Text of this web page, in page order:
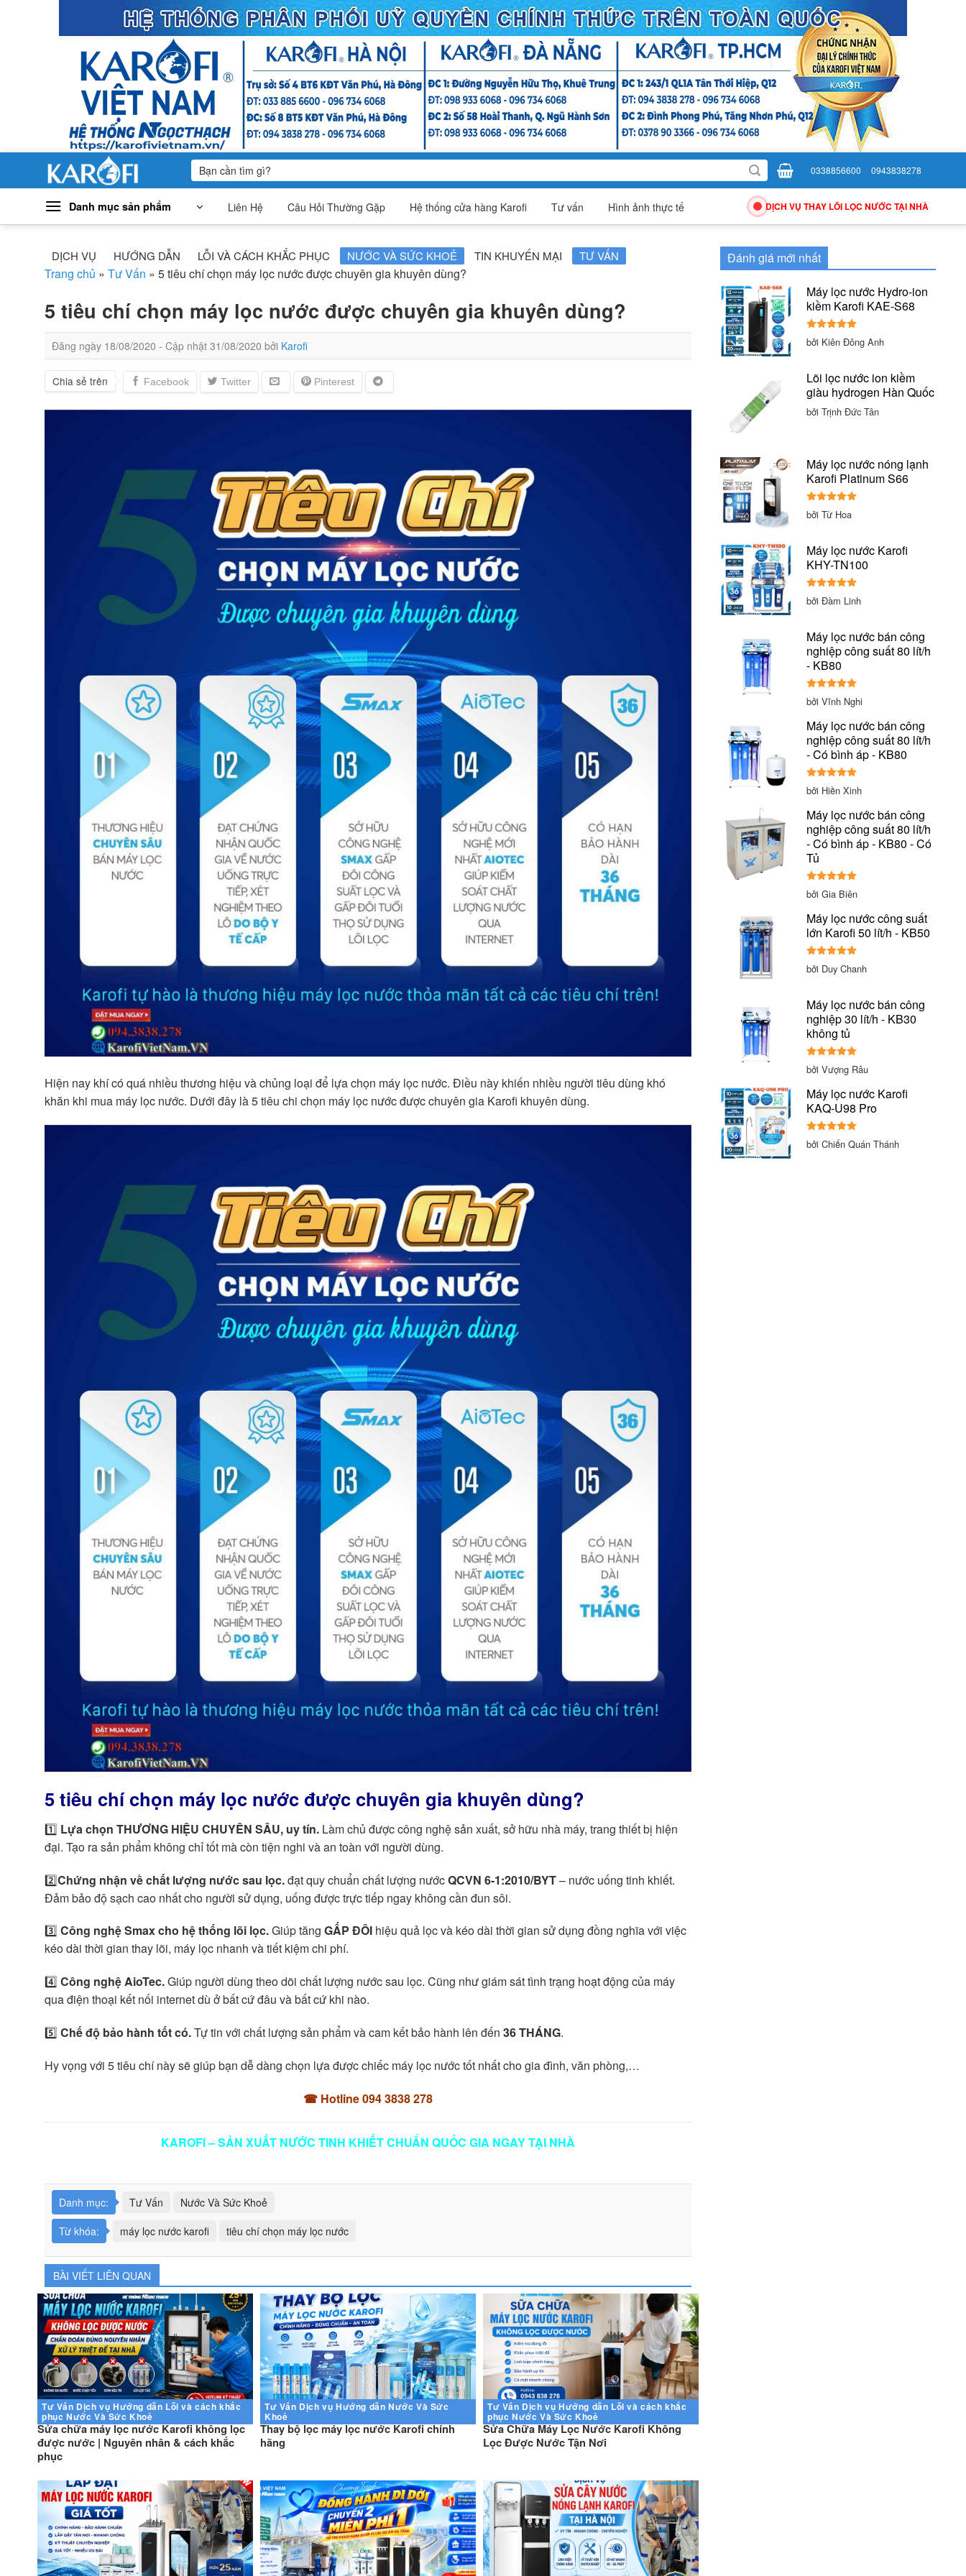
Tìm
kiếm:
0338856600 0943838278
Danh mục sản phẩm Liên Hệ Câu Hỏi Thường Gặp Hệ thống cửa hàng Karofi Tư vấn Hình ảnh thực tế DỊCH VỤ THAY LÕI LỌC NƯỚC TẠI NHÀ
DỊCH VỤ HƯỚNG DẪN LỖI VÀ CÁCH KHẮC PHỤC NƯỚC VÀ SỨC KHOẺ TIN KHUYẾN MẠI TƯ VẤN
Trang chủ » Tư Vấn » 5 tiêu chí chọn máy lọc nước được chuyên gia khuyên dùng?
5 tiêu chí chọn máy lọc nước được chuyên gia khuyên dùng?
Đăng ngày 18/08/2020 - Cập nhật 31/08/2020 bởi Karofi
Chia sẻ trên
Hiện nay khí có quá nhiều thương hiệu và chủng loại để lựa chọn máy lọc nước. Điều này khiến nhiều người tiêu dùng khó
khăn khi mua máy lọc nước. Dưới đây là 5 tiêu chi chọn máy lọc nước được chuyên gia Karofi khuyên dùng.
5 tiêu chí chọn máy lọc nước được chuyên gia khuyên dùng?
1️⃣ Lựa chọn THƯƠNG HIỆU CHUYÊN SÂU, uy tín. Làm chủ được công nghệ sản xuất, sở hữu nhà máy, trang thiết bị hiện
đại. Tạo ra sản phẩm không chỉ tốt mà còn tiện nghi và an toàn với người dùng.
2️⃣Chứng nhận về chất lượng nước sau lọc.đạt quy chuẩn chất lượng nướcQCVN 6-1:2010/BYT– nước uống tinh khiết.
Đảm bảo độ sạch cao nhất cho người sử dụng, uống được trực tiếp ngay không cần đun sôi.
3️⃣ Công nghệ Smax cho hệ thống lõi lọc.Giúp tăng GẤP ĐÔI hiệu quả lọc và kéo dài thời gian sử dụng đồng nghĩa với việc
kéo dài thời gian thay lõi, máy lọc nhanh và tiết kiệm chi phí.
4️⃣ Công nghệ AioTec.Giúp người dùng theo dõi chất lượng nước sau lọc. Cũng như giám sát tình trạng hoạt động của máy
qua điện thoại kết nối internet dù ở bất cứ đâu và bất cứ khi nào.
5️⃣ Chế độ bảo hành tốt có.Tự tin với chất lượng sản phẩm và cam kết bảo hành lên đến 36 THÁNG.
Hy vọng với 5 tiêu chí này sẽ giúp bạn dễ dàng chọn lựa được chiếc máy lọc nước tốt nhất cho gia đình, văn phòng,…
☎ Hotline 094 3838 278
KAROFI – SẢN XUẤT NƯỚC TINH KHIẾT CHUẨN QUỐC GIA NGAY TẠI NHÀ
Danh mục: Tư Vấn
Nước Và Sức Khoẻ
Từ khóa:
máy lọc nước karofi tiêu chí chọn máy lọc nước
BÀI VIẾT LIÊN QUAN
Tư Vấn Dịch vụ Hướng dẫn Lỗi và cách khắc
phục Nước Và Sức Khoẻ
Sửa chữa máy lọc nước Karofi không lọc
được nước | Nguyên nhân & cách khắc
phục
Tư Vấn Dịch vụ Hướng dẫn Nước Và Sức
Khoẻ
Thay bộ lọc máy lọc nước Karofi chính
hãng
Tư Vấn Dịch vụ Hướng dẫn Lỗi và cách khắc
phục Nước Và Sức Khoẻ
Sửa Chữa Máy Lọc Nước Karofi Không
Lọc Được Nước Tận Nơi
Đánh giá mới nhất
Máy lọc nước Hydro-ion
kiềm Karofi KAE-S68
Được xếp
hạng55
bởi Kiên Đông Anh
Lõi lọc nước ion kiềm
giàu hydrogen Hàn Quốc
bởi Trịnh Đức Tân
Máy lọc nước nóng lạnh
Karofi Platinum S66
Được xếp
hạng5 5
bởi Từ Hoa
Máy lọc nước Karofi
KHY-TN100
Được xếp
hạng55
bởi Đàm Linh
Máy lọc nước bán công
nghiệp công suất 80 lít/h
- KB80
Được xếp
hạng55
bởi Vĩnh Nghi
Máy lọc nước bán công
nghiệp công suất 80 lít/h
- Có bình áp - KB80
Được xếp
hạng55
bởi Hiền Xinh
Máy lọc nước bán công
nghiệp công suất 80 lít/h
- Có bình áp - KB80 - Có
Tủ
Được xếp
hạng5 5
bởi Gia Biên
Máy lọc nước công suất
lớn Karofi 50 lít/h - KB50
Được xếp
hạng5 5
bởi Duy Chanh
Máy lọc nước bán công
nghiệp 30 lít/h - KB30
không tủ
Được xếp
hạng55
bởi Vượng Râu
Máy lọc nước Karofi
KAQ-U98 Pro
Được xếp
hạng 55
bởi Chiến Quán Thánh